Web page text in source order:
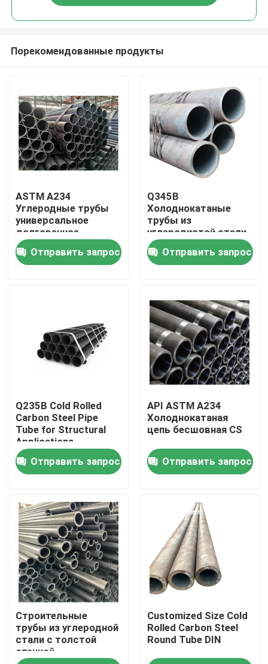
Продукты
Экскурсия по заводу
Контроль качества
Запросите цитату
Металлические пластины из нержавеющей стали
Труба трубки нержавеющей стали
катушка нержавеющей стали
Профиль нержавеющей стали
Порекомендованные продукты
ASTM A234
Углеродные трубы
универсальное
долговечное
решение для
различных
применений
Отправить запрос
Q345B
Холоднокатаные
трубы из
углеродистой стали
длиной 1,5 мм для
инженерных
проектов
Отправить запрос
Q235B Cold Rolled
Carbon Steel Pipe
Tube for Structural
Applications
Отправить запрос
API ASTM A234
Холоднокатаная
цепь бесшовная CS
Отправить запрос
Строительные
трубы из углеродной
стали с толстой
стенкой
Customized Size Cold
Rolled Carbon Steel
Round Tube DIN